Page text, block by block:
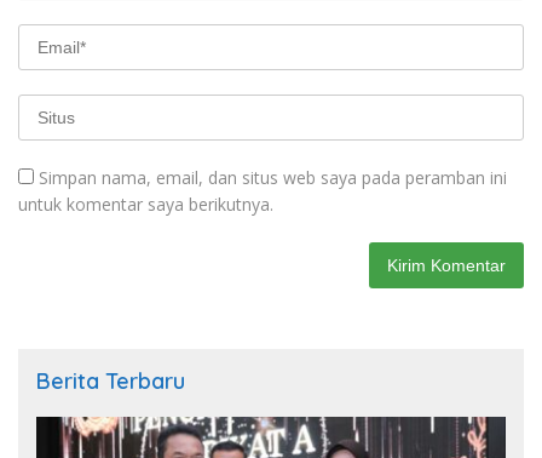
Simpan nama, email, dan situs web saya pada peramban ini
untuk komentar saya berikutnya.
Berita Terbaru